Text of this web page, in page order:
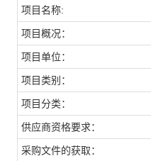
项目名称:
项目概况：
项目单位：
项目类别：
项目分类：
供应商资格要求：
采购文件的获取：